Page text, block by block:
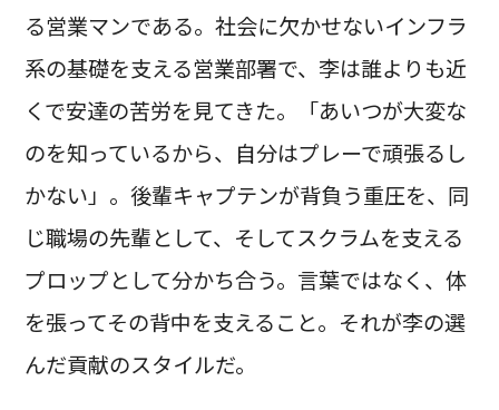
る営業マンである。社会に欠かせないインフラ
系の基礎を支える営業部署で、李は誰よりも近
くで安達の苦労を見てきた。「あいつが大変な
のを知っているから、自分はプレーで頑張るし
かない」。後輩キャプテンが背負う重圧を、同
じ職場の先輩として、そしてスクラムを支える
プロップとして分かち合う。言葉ではなく、体
を張ってその背中を支えること。それが李の選
んだ貢献のスタイルだ。